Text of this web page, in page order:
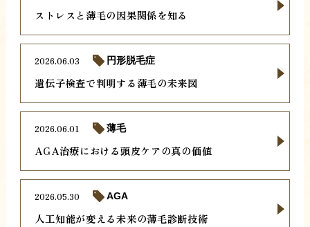
ストレスと薄毛の因果関係を知る
遺伝子検査で判明する薄毛の未来図
2026.06.03 円形脱毛症
AGA治療における頭皮ケアの真の価値
2026.06.01 薄毛
人工知能が変える未来の薄毛診断技術
2026.05.30 AGA